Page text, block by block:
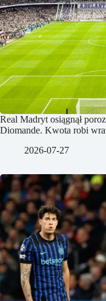
Real Madryt osiągnął
Diomande. Kwota robi
2026-07-27